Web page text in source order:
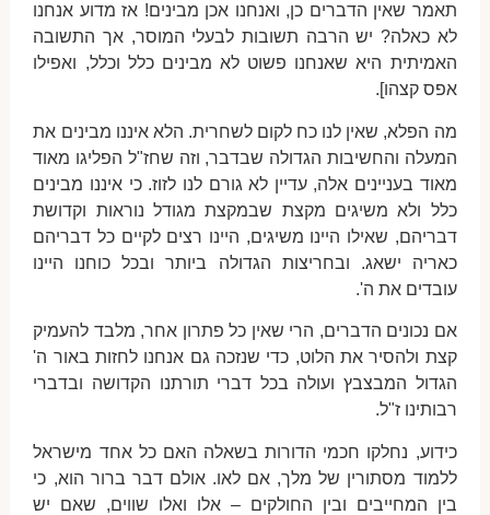
תאמר שאין הדברים כן, ואנחנו אכן מבינים! אז מדוע אנחנו
לא כאלה? יש הרבה תשובות לבעלי המוסר, אך התשובה
האמיתית היא שאנחנו פשוט לא מבינים כלל וכלל, ואפילו
אפס קצהו].
מה הפלא, שאין לנו כח לקום לשחרית. הלא איננו מבינים את
המעלה והחשיבות הגדולה שבדבר, וזה שחז"ל הפליגו מאוד
מאוד בעניינים אלה, עדיין לא גורם לנו לזוז. כי איננו מבינים
כלל ולא משיגים מקצת שבמקצת מגודל נוראות וקדושת
דבריהם, שאילו היינו משיגים, היינו רצים לקיים כל דבריהם
כאריה ישאג. ובחריצות הגדולה ביותר ובכל כוחנו היינו
עובדים את ה'.
אם נכונים הדברים, הרי שאין כל פתרון אחר, מלבד להעמיק
קצת ולהסיר את הלוט, כדי שנזכה גם אנחנו לחזות באור ה'
הגדול המבצבץ ועולה בכל דברי תורתנו הקדושה ובדברי
רבותינו ז"ל.
כידוע, נחלקו חכמי הדורות בשאלה האם כל אחד מישראל
ללמוד מסתורין של מלך, אם לאו. אולם דבר ברור הוא, כי
בין המחייבים ובין החולקים – אלו ואלו שווים, שאם יש